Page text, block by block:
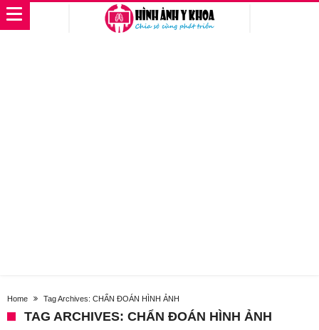
Home Tag Archives: CHẨN ĐOÁN HÌNH ẢNH
TAG ARCHIVES: CHẨN ĐOÁN HÌNH ẢNH